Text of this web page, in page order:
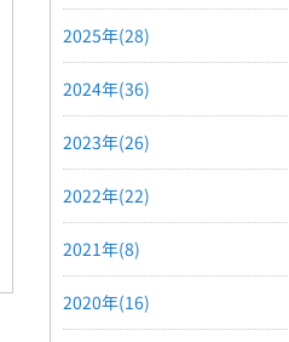
2025年(28)
2024年(36)
2023年(26)
2022年(22)
2021年(8)
2020年(16)